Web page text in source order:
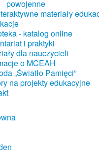
powojenne
materiały
- katalog online
i praktyki
dla nauczycieli
o MCEAH
„Światło Pamięci”
na projekty edukacyjne